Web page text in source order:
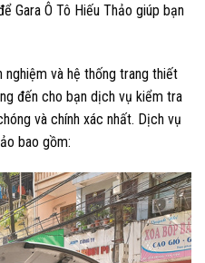
Gara Ô Tô Hiếu Thảo giúp bạn
nghiệm và hệ thống trang thiết
đến cho bạn dịch vụ kiểm tra
và chính xác nhất. Dịch vụ
bao gồm: